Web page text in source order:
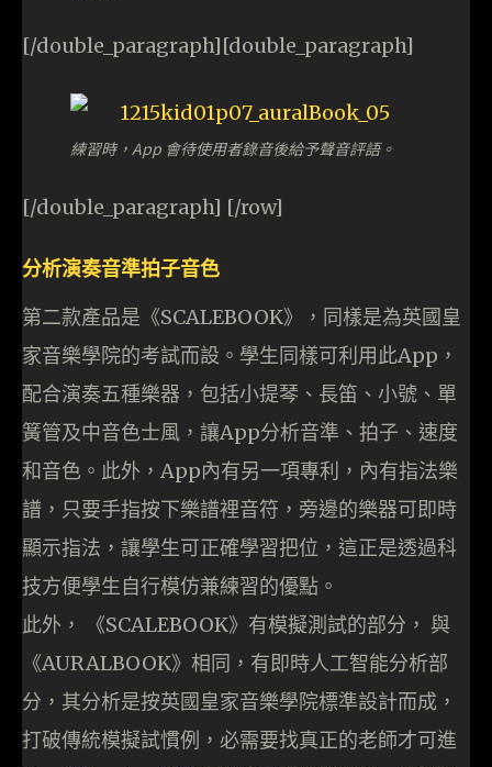
[/double_paragraph][double_paragraph]
練習時，App 會待使用者錄音後給予聲音評語。
[/double_paragraph] [/row]
分析演奏音準拍子音色
第二款產品是《SCALEBOOK》，同樣是為英國皇
家音樂學院的考試而設。學生同樣可利用此App，
配合演奏五種樂器，包括小提琴、長笛、小號、單
簧管及中音色士風，讓App分析音準、拍子、速度
和音色。此外，App內有另一項專利，內有指法樂
譜，只要手指按下樂譜裡音符，旁邊的樂器可即時
顯示指法，讓學生可正確學習把位，這正是透過科
技方便學生自行模仿兼練習的優點。
此外， 《SCALEBOOK》有模擬測試的部分， 與
《AURALBOOK》相同，有即時人工智能分析部
分，其分析是按英國皇家音樂學院標準設計而成，
打破傳統模擬試慣例，必需要找真正的老師才可進